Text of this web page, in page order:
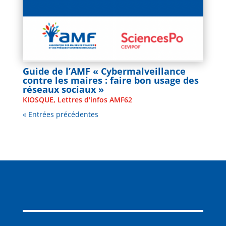
Guide de l’AMF « Cybermalveillance
contre les maires : faire bon usage des
réseaux sociaux »
KIOSQUE, Lettres d'infos AMF62
« Entrées précédentes